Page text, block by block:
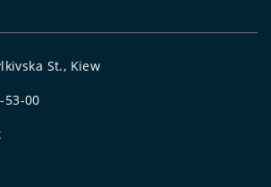
St., Kiew
53-00